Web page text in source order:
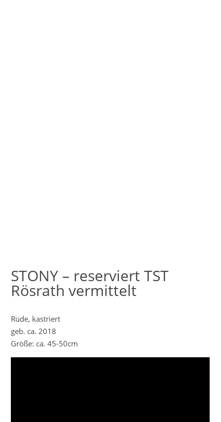
STONY – reserviert TST
Rösrath vermittelt
Rüde, kastriert
geb. ca. 2018
Größe: ca. 45-50cm